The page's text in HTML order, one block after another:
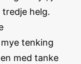
helg.
tenking
med tanke